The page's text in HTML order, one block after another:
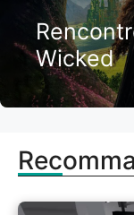
Wicked